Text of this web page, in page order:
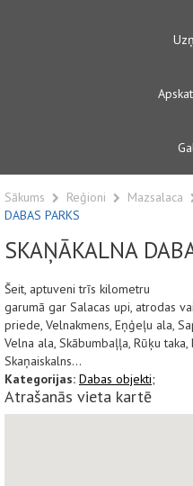
Sākums Reģioni Mazsalaca
DABAS PARKS
SKAŅĀKALNA
Šeit, aptuveni trīs kilometru
garumā gar Salacas upi, atrodas
priede, Velnakmens, Eņģeļu ala,
Velna ala, Skābumbaļļa, Rūķu
Skaņaiskalns...
Kategorijas: Dabas objekti;
Atrašanās vieta kartē